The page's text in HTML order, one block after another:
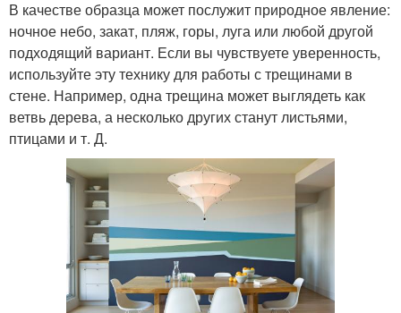
В качестве образца может послужит природное явление:
ночное небо, закат, пляж, горы, луга или любой другой
подходящий вариант. Если вы чувствуете уверенность,
используйте эту технику для работы с трещинами в
стене. Например, одна трещина может выглядеть как
ветвь дерева, а несколько других станут листьями,
птицами и т. Д.